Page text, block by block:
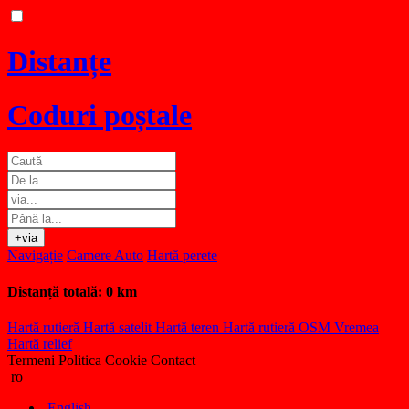
Distanțe
Coduri poștale
+via
Navigație Camere Auto Hartă perete
Distanță totală: 0 km
Hartă rutieră Hartă satelit Hartă teren Hartă rutieră OSM Vremea
Hartă relief
Termeni Politica Cookie Contact
ro